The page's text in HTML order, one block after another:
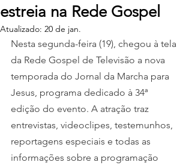
estreia na Rede Gospel
Atualizado: 20 de jan.
Nesta segunda-feira (19), chegou à tela
da Rede Gospel de Televisão a nova
temporada do Jornal da Marcha para
Jesus, programa dedicado à 34ª
edição do evento. A atração traz
entrevistas, videoclipes, testemunhos,
reportagens especiais e todas as
informações sobre a programação